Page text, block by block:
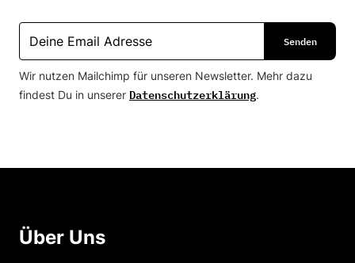
Wir nutzen Mailchimp für unseren Newsletter. Mehr dazu
findest Du in unserer Datenschutzerklärung.
Über Uns